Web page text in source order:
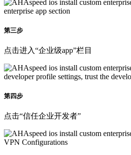
第三步
点击进入“企业级app”栏目
第四步
点击“信任企业开发者”